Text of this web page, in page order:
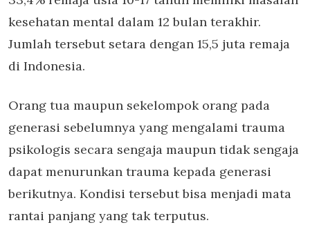
kesehatan mental dalam 12 bulan terakhir.
Jumlah tersebut setara dengan 15,5 juta remaja
di Indonesia.
Orang tua maupun sekelompok orang pada
generasi sebelumnya yang mengalami trauma
psikologis secara sengaja maupun tidak sengaja
dapat menurunkan trauma kepada generasi
berikutnya. Kondisi tersebut bisa menjadi mata
rantai panjang yang tak terputus.